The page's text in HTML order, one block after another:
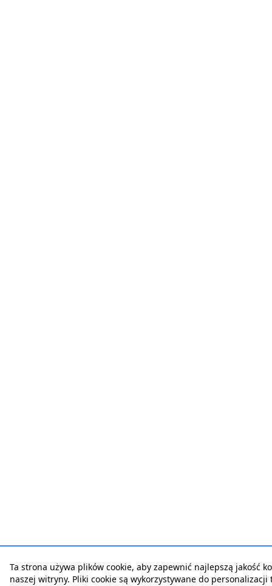
Ta strona używa plików cookie, aby zapewnić najlepszą jakość
naszej witryny. Pliki cookie są wykorzystywane do personalizacji